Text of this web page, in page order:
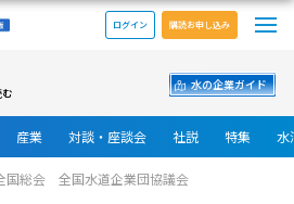
日本水道新聞 電子版
ログイン 購読お申し込み
水の企業ガイド
産業 対談・座談会 社説 特集 水
国総会 全国水道企業団協議会